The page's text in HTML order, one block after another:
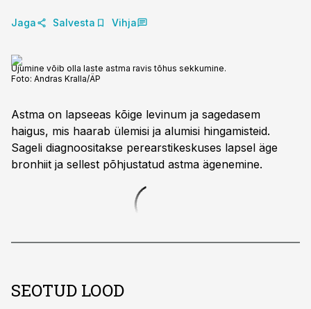
Jaga Salvesta Vihja
Ujumine võib olla laste astma ravis tõhus sekkumine.
Foto: Andras Kralla/ÄP
Astma on lapseeas kõige levinum ja sagedasem
haigus, mis haarab ülemisi ja alumisi hingamisteid.
Sageli diagnoositakse perearstikeskuses lapsel äge
bronhiit ja sellest põhjustatud astma ägenemine.
SEOTUD LOOD